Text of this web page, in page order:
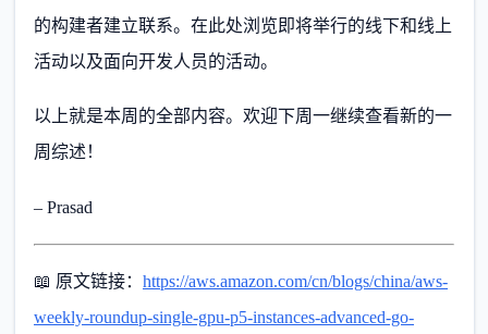
的构建者建立联系。在此处浏览即将举行的线下和线上
活动以及面向开发人员的活动。
以上就是本周的全部内容。欢迎下周一继续查看新的一
周综述！
– Prasad
📖 原文链接： https://aws.amazon.com/cn/blogs/china/aws-
weekly-roundup-single-gpu-p5-instances-advanced-go-